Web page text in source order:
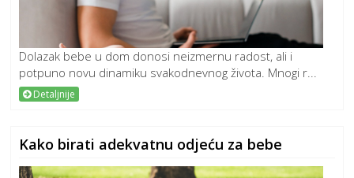
Dolazak bebe u dom donosi neizmernu radost, ali i
potpuno novu dinamiku svakodnevnog života. Mnogi r...
Detaljnije
Kako birati adekvatnu odjeću za bebe